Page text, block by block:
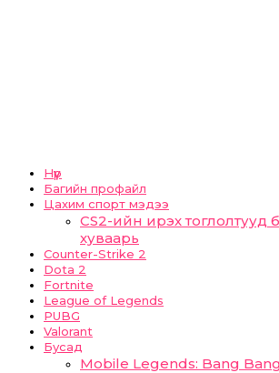
Нүүр
Багийн профайл
Цахим спорт мэдээ
CS2-ийн ирэх тоглолтууд
хуваарь
Counter-Strike 2
Dota 2
Fortnite
League of Legends
PUBG
Valorant
Бусад
Mobile Legends: Bang